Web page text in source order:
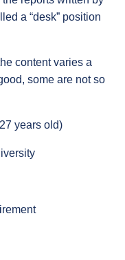
a “desk” position
content varies a
some are not so
years old)